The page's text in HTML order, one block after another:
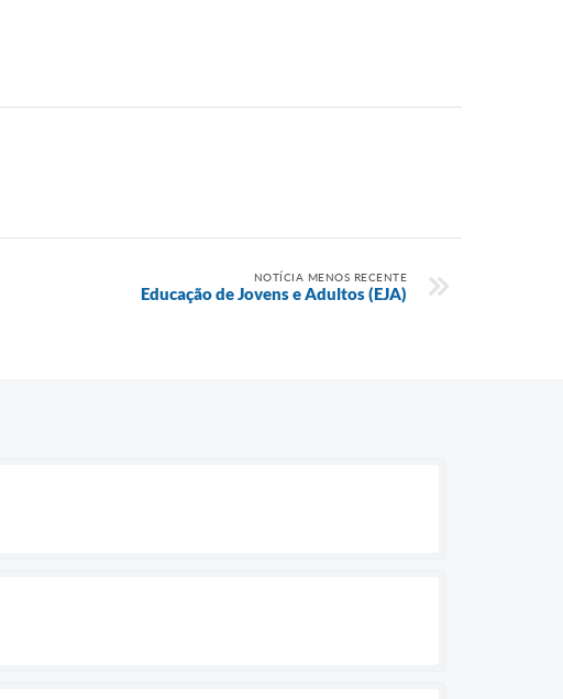
NOTÍCIA MENOS RECENTE
Educação de Jovens e Adultos (EJA)